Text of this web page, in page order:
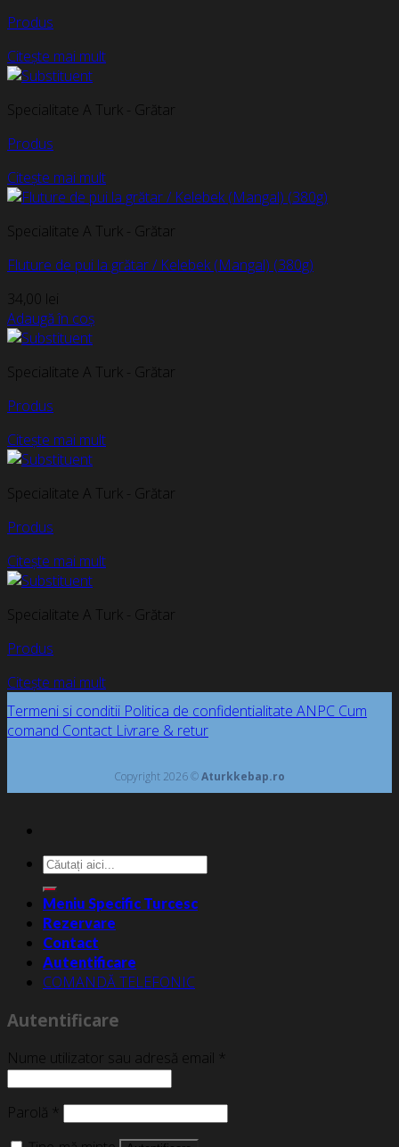
Produs
Citește mai mult
Specialitate A Turk - Grătar
Produs
Citește mai mult
Specialitate A Turk - Grătar
Fluture de pui la grătar / Kelebek (Mangal) (380g)
34,00 lei
Adaugă în coș
Specialitate A Turk - Grătar
Produs
Citește mai mult
Specialitate A Turk - Grătar
Produs
Citește mai mult
Specialitate A Turk - Grătar
Produs
Citește mai mult
Termeni si conditii Politica de confidentialitate ANPC Cum
comand Contact Livrare & retur
Copyright 2026 ©Aturkkebap.ro
Caută
după:
Meniu Specific Turcesc
Rezervare
Contact
Autentificare
COMANDĂ TELEFONIC
Autentificare
Nume utilizator sau adresă email *
Parolă *